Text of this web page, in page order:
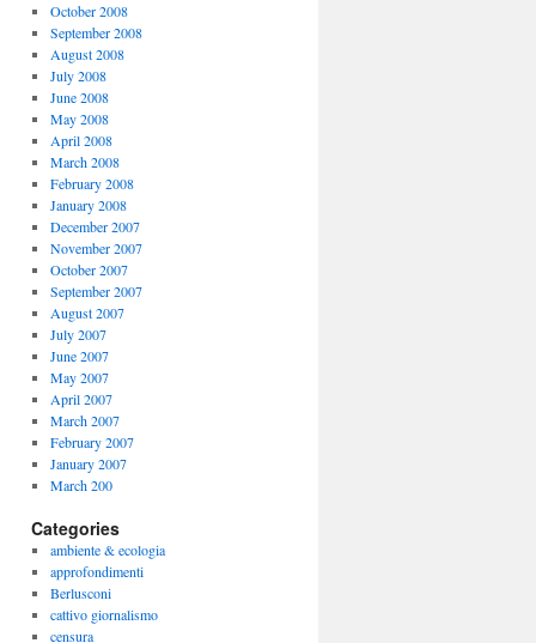
October 2008
September 2008
August 2008
July 2008
June 2008
May 2008
April 2008
March 2008
February 2008
January 2008
December 2007
November 2007
October 2007
September 2007
August 2007
July 2007
June 2007
May 2007
April 2007
March 2007
February 2007
January 2007
March 200
Categories
ambiente & ecologia
approfondimenti
Berlusconi
cattivo giornalismo
censura